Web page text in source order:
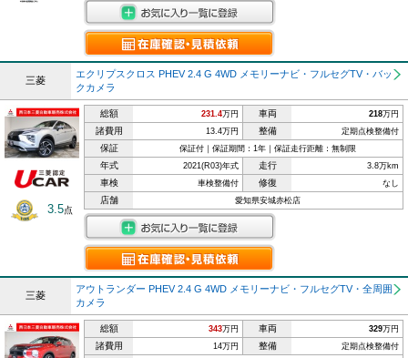
三菱
エクリプスクロス PHEV 2.4 G 4WD メモリーナビ・フルセグTV・バッ
クカメラ
3.5点
総額 231.4万円 車両 218万円
諸費用 13.4万円 整備 定期点検整備付
保証 保証付｜保証期間：1年｜保証走行距離：無制限
年式 2021(R03)年式 走行 3.8万km
車検 車検整備付 修復 なし
店舗 愛知県安城赤松店
三菱
アウトランダー PHEV 2.4 G 4WD メモリーナビ・フルセグTV・全周囲
カメラ
総額 343万円 車両 329万円
諸費用 14万円 整備 定期点検整備付